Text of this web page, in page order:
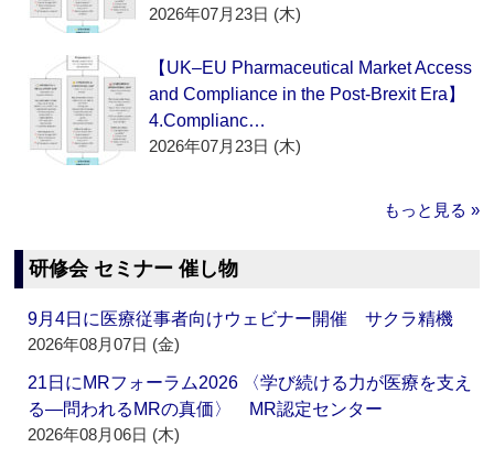
2026年07月23日 (木)
【UK–EU Pharmaceutical Market Access
and Compliance in the Post-Brexit Era】
4.Complianc…
2026年07月23日 (木)
もっと見る »
研修会 セミナー 催し物
9月4日に医療従事者向けウェビナー開催 サクラ精機
2026年08月07日 (金)
21日にMRフォーラム2026 〈学び続ける力が医療を支え
る―問われるMRの真価〉 MR認定センター
2026年08月06日 (木)